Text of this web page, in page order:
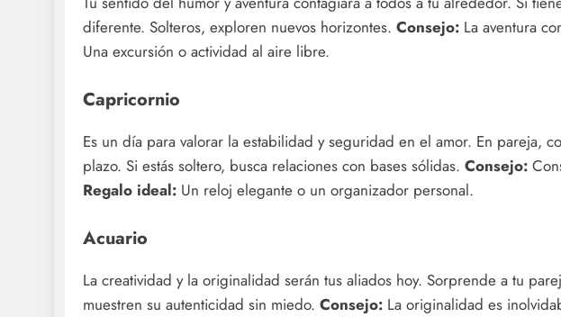
diferente. Solteros, exploren nuevos horizontes. Consejo: La aventura
Una excursión o actividad al aire libre.
Capricornio
Es un día para valorar la estabilidad y seguridad en el amor. En pareja,
plazo. Si estás soltero, busca relaciones con bases sólidas. Consejo:
Regalo ideal: Un reloj elegante o un organizador personal.
Acuario
La creatividad y la originalidad serán tus aliados hoy. Sorprende a tu
muestren su autenticidad sin miedo. Consejo: La originalidad es